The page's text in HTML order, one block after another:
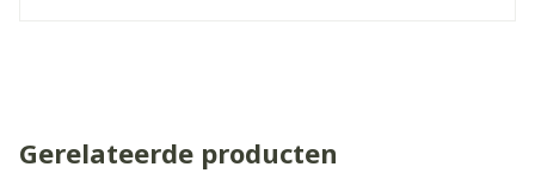
Gerelateerde producten